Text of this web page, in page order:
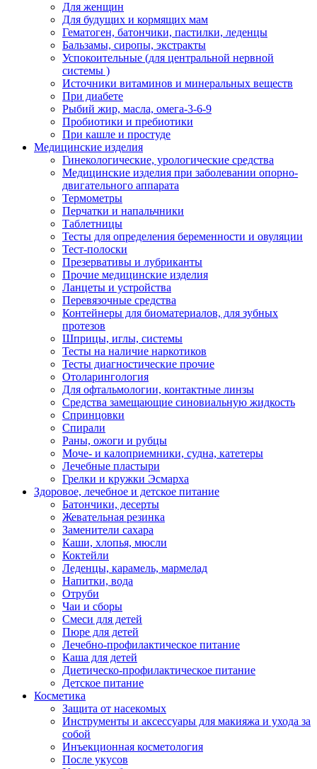
Для женщин
Для будущих и кормящих мам
Гематоген, батончики, пастилки, леденцы
Бальзамы, сиропы, экстракты
Успокоительные (для центральной нервной
системы )
Источники витаминов и минеральных веществ
При диабете
Рыбий жир, масла, омега-3-6-9
Пробиотики и пребиотики
При кашле и простуде
Медицинские изделия
Гинекологические, урологические средства
Медицинские изделия при заболевании опорно-
двигательного аппарата
Термометры
Перчатки и напальчники
Таблетницы
Тесты для определения беременности и овуляции
Тест-полоски
Презервативы и лубриканты
Прочие медицинские изделия
Ланцеты и устройства
Перевязочные средства
Контейнеры для биоматериалов, для зубных
протезов
Шприцы, иглы, системы
Тесты на наличие наркотиков
Тесты диагностические прочие
Отоларингология
Для офтальмологии, контактные линзы
Средства замещающие синовиальную жидкость
Спринцовки
Спирали
Раны, ожоги и рубцы
Моче- и калоприемники, судна, катетеры
Лечебные пластыри
Грелки и кружки Эсмарха
Здоровое, лечебное и детское питание
Батончики, десерты
Жевательная резинка
Заменители сахара
Каши, хлопья, мюсли
Коктейли
Леденцы, карамель, мармелад
Напитки, вода
Отруби
Чаи и сборы
Смеси для детей
Пюре для детей
Лечебно-профилактическое питание
Каша для детей
Диетическо-профилактическое питание
Детское питание
Косметика
Защита от насекомых
Инструменты и аксессуары для макияжа и ухода за
собой
Инъекционная косметология
После укусов